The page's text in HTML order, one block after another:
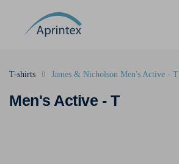
Men's Active - T
T-shirts James & Nicholson Men's Active - T